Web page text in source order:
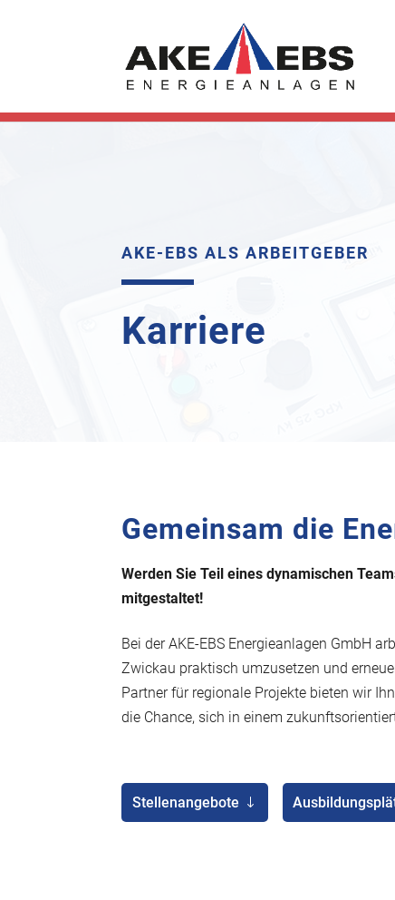
AKE-EBS ALS ARBEITGEBER
Karriere
Gemeinsam die
Werden Sie Teil eines dynamischen
mitgestaltet!
Bei der AKE-EBS Energieanlagen GmbH
Zwickau praktisch umzusetzen und
Partner für regionale Projekte bieten wir
die Chance, sich in einem
Stellenangebote